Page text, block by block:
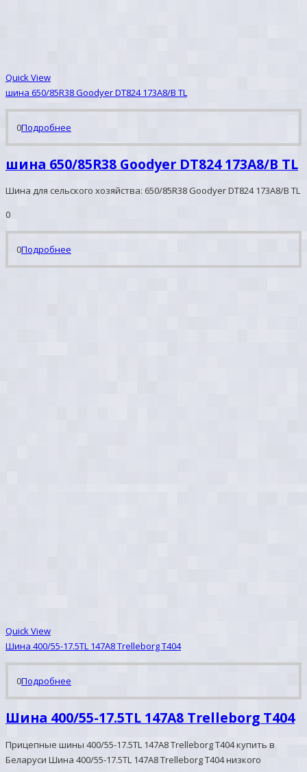
Quick View
шина 650/85R38 Goodyer DT824 173A8/B TL
0Подробнее
шина 650/85R38 Goodyer DT824 173A8/B TL
Шина для сельского хозяйства: 650/85R38 Goodyer DT824 173A8/B TL
0
0Подробнее
Quick View
Шина 400/55-17.5TL 147A8 Trelleborg T404
0Подробнее
Шина 400/55-17.5TL 147A8 Trelleborg T404
Прицепные шины 400/55-17.5TL 147A8 Trelleborg T404 купить в
Беларуси Шина 400/55-17.5TL 147A8 Trelleborg T404 низкого